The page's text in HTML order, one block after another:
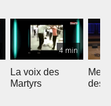
4 min
La voix des
Martyrs
des